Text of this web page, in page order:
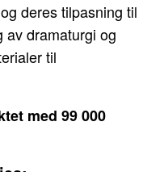
deres tilpasning til
av dramaturgi og
til
med 99 000